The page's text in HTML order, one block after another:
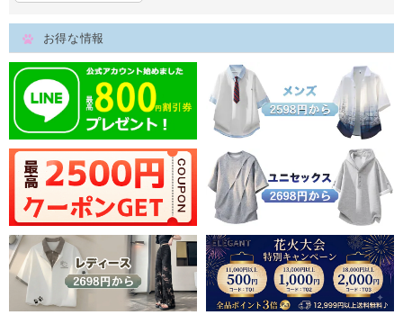
お得な情報